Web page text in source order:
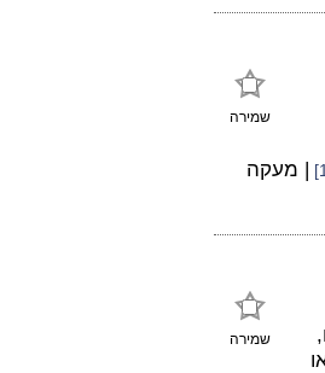
שמירה
| מעקה
שמירה